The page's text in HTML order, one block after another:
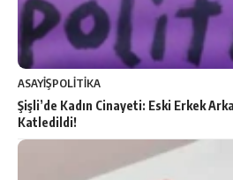
ASAYİŞPOLİTİKA
Şişli’de Kadın Cinayeti: Eski Erkek
Katledildi!